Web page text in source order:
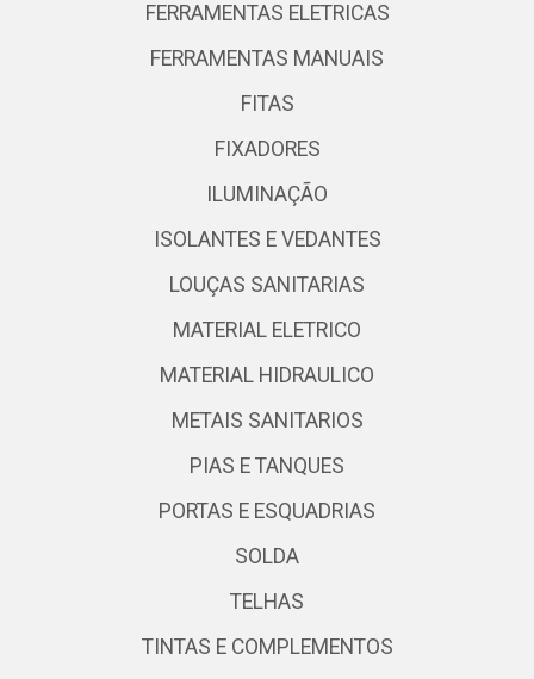
FERRAMENTAS ELETRICAS
FERRAMENTAS MANUAIS
FITAS
FIXADORES
ILUMINAÇÃO
ISOLANTES E VEDANTES
LOUÇAS SANITARIAS
MATERIAL ELETRICO
MATERIAL HIDRAULICO
METAIS SANITARIOS
PIAS E TANQUES
PORTAS E ESQUADRIAS
SOLDA
TELHAS
TINTAS E COMPLEMENTOS